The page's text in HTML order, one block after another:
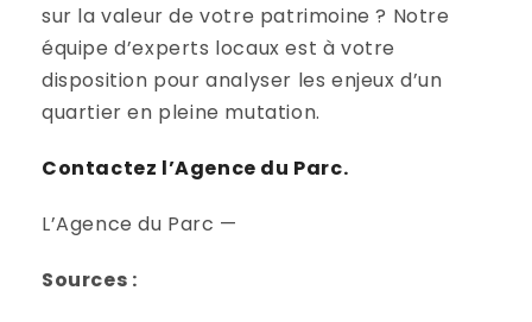
sur la valeur de votre patrimoine ? Notre
équipe d’experts locaux est à votre
disposition pour analyser les enjeux d’un
quartier en pleine mutation.
Contactez l’Agence du Parc.
L’Agence du Parc —
Sources :